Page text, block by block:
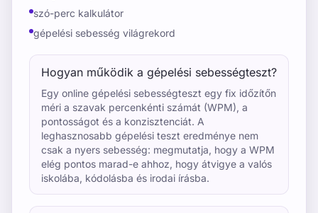
szó-perc kalkulátor
gépelési sebesség világrekord
Hogyan működik a gépelési sebességteszt?
Egy online gépelési sebességteszt egy fix időzítőn
méri a szavak percenkénti számát (WPM), a
pontosságot és a konzisztenciát. A
leghasznosabb gépelési teszt eredménye nem
csak a nyers sebesség: megmutatja, hogy a WPM
elég pontos marad-e ahhoz, hogy átvigye a valós
iskolába, kódolásba és irodai írásba.